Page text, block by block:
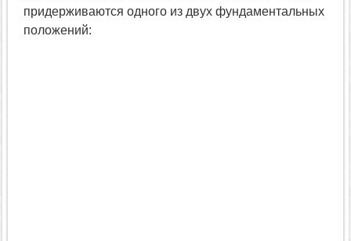
придерживаются одного из двух фундаментальных
положений: